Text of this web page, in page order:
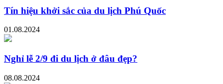
Tín hiệu khởi sắc của du lịch Phú Quốc
01.08.2024
Nghỉ lễ 2/9 đi du lịch ở đâu đẹp?
08.08.2024